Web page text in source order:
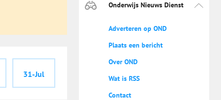
31-Jul
Onderwijs Nieuws Dienst
Adverteren op OND
Plaats een bericht
Over OND
Wat is RSS
Contact